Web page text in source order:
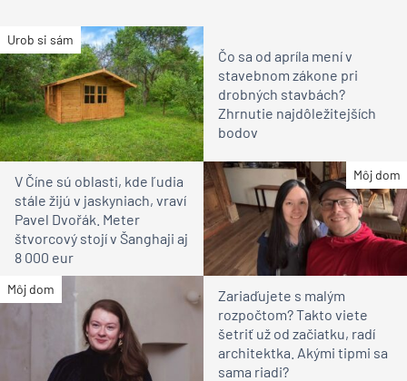
Urob si sám
Čo sa od apríla mení v
stavebnom zákone pri
drobných stavbách?
Zhrnutie najdôležitejších
bodov
Môj dom
V Číne sú oblasti, kde ľudia
stále žijú v jaskyniach, vraví
Pavel Dvořák. Meter
štvorcový stojí v Šanghaji aj
8 000 eur
Môj dom
Zariaďujete s malým
rozpočtom? Takto viete
šetriť už od začiatku, radí
architektka. Akými tipmi sa
sama riadi?